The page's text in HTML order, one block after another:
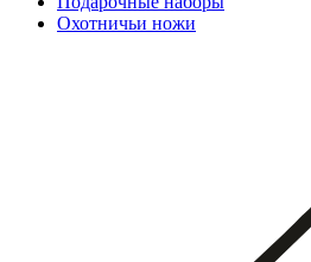
Охотничьи ножи